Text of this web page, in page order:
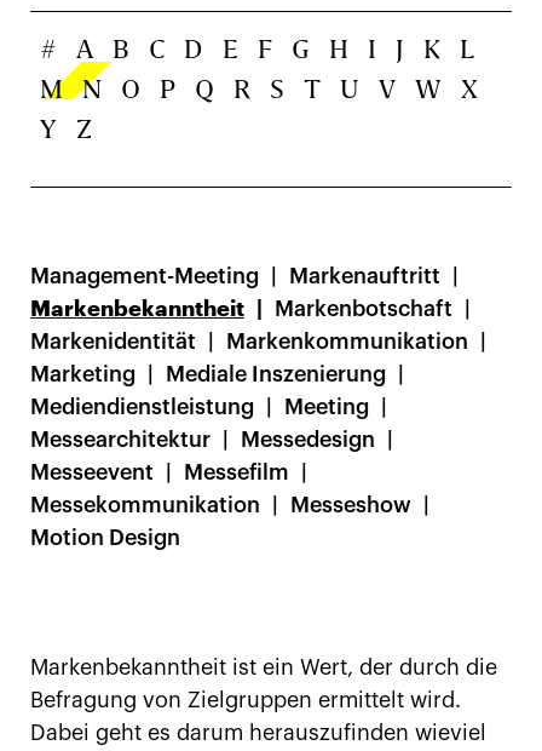
# A B C D E F G H I J K
L
M N O P Q R S T U V W
X
Y
Z
Management-Meeting
Markenauftritt
Markenbekanntheit
Markenbotschaft
Markenidentität
Markenkommunikation
Marketing
Mediale Inszenierung
Mediendienstleistung
Meeting
Messearchitektur
Messedesign
Messeevent
Messefilm
Messekommunikation
Messeshow
Motion Design
Markenbekanntheit ist ein Wert, der durch die
Befragung von Zielgruppen ermittelt wird.
Dabei geht es darum herauszufinden wieviel